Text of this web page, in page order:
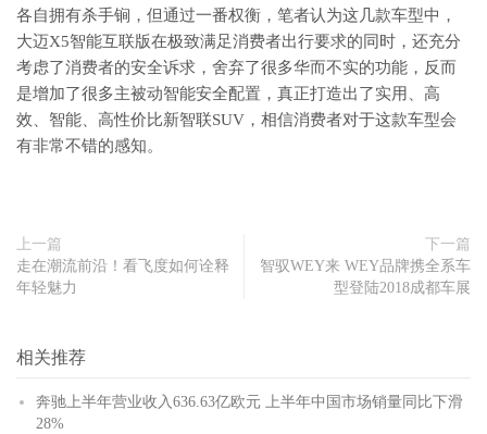
各自拥有杀手锏，但通过一番权衡，笔者认为这几款车型中，
大迈X5智能互联版在极致满足消费者出行要求的同时，还充分
考虑了消费者的安全诉求，舍弃了很多华而不实的功能，反而
是增加了很多主被动智能安全配置，真正打造出了实用、高
效、智能、高性价比新智联SUV，相信消费者对于这款车型会
有非常不错的感知。
上一篇
走在潮流前沿！看飞度如何诠释
年轻魅力
下一篇
智驭WEY来 WEY品牌携全系车
型登陆2018成都车展
相关推荐
奔驰上半年营业收入636.63亿欧元 上半年中国市场销量同比下滑
28%